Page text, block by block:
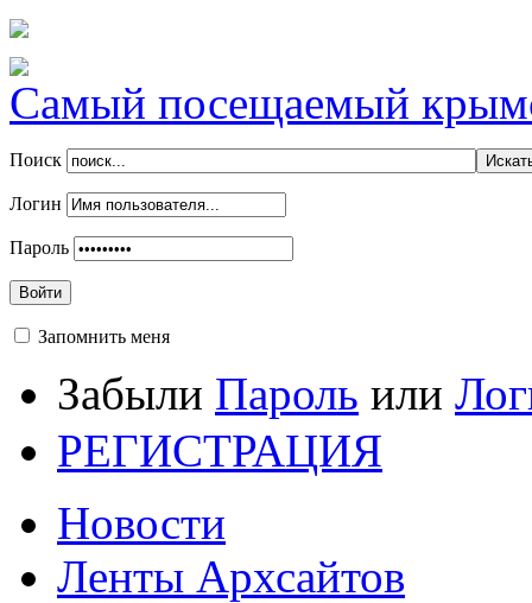
Самый посещаемый
Поиск
Логин
Пароль
Войти
Запомнить меня
Забыли Пароль или
РЕГИСТРАЦИЯ
Новости
Ленты Архсайтов